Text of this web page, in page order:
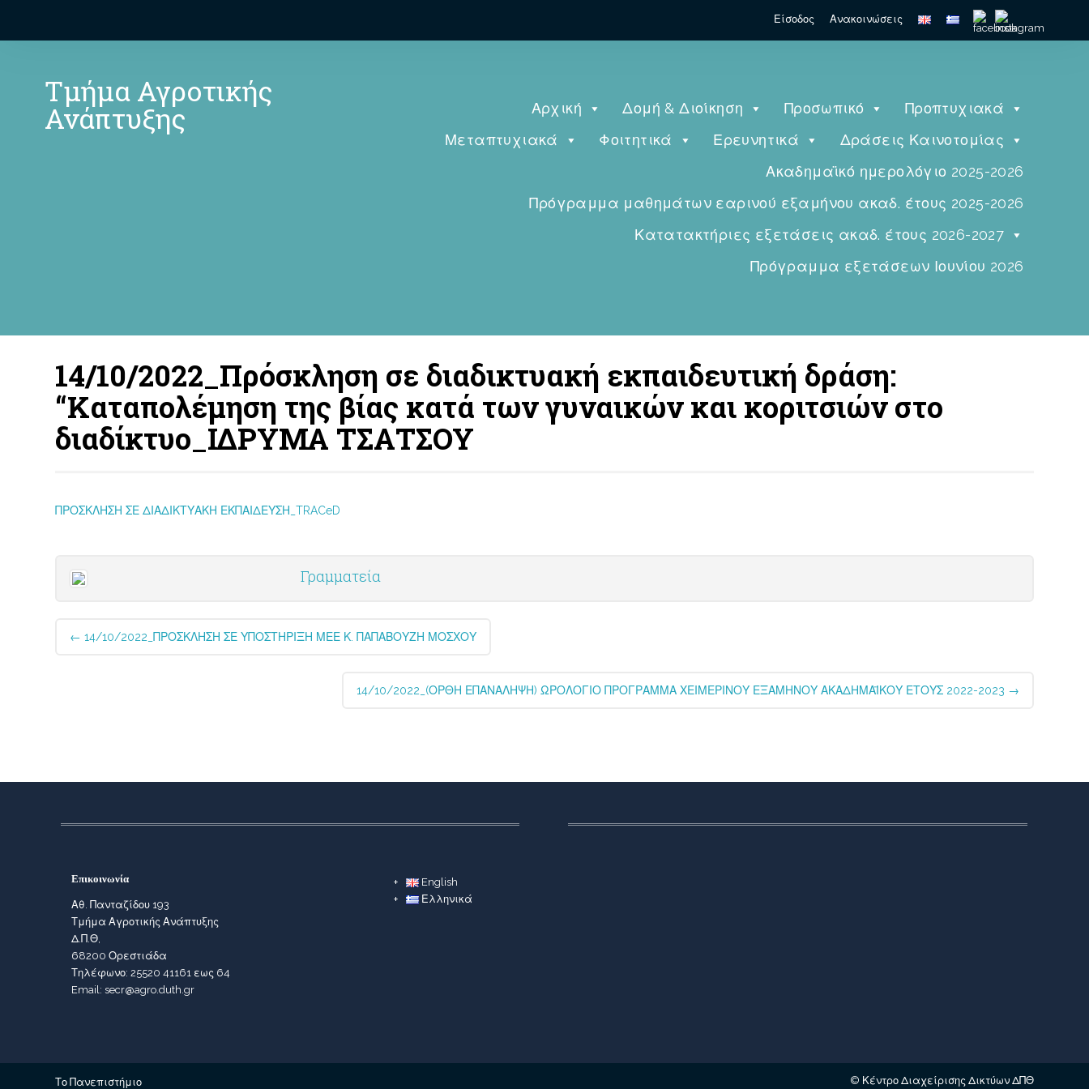
Είσοδος Ανακοινώσεις
Τμήμα Αγροτικής
Ανάπτυξης Αρχική Δομή & Διοίκηση Προσωπικό
Προπτυχιακά
Μεταπτυχιακά
Φοιτητικά Ερευνητικά
Δράσεις Καινοτομίας
Ακαδημαϊκό ημερολόγιο 2025-2026
Πρόγραμμα μαθημάτων εαρινού εξαμήνου ακαδ. έτους 2025-2026
Κατατακτήριες εξετάσεις ακαδ. έτους 2026-2027
Πρόγραμμα εξετάσεων Ιουνίου 2026
14/10/2022_Πρόσκληση σε διαδικτυακή εκπαιδευτική δράση:
“Καταπολέμηση της βίας κατά των γυναικών και κοριτσιών στο
διαδίκτυο_ΙΔΡΥΜΑ ΤΣΑΤΣΟΥ
ΠΡΟΣΚΛΗΣΗ ΣΕ ΔΙΑΔΙΚΤΥΑΚΗ ΕΚΠΑΙΔΕΥΣΗ_TRACeD
Γραμματεία
Post
navigation
← 14/10/2022_ΠΡΟΣΚΛΗΣΗ ΣΕ ΥΠΟΣΤΗΡΙΞΗ ΜΕΕ Κ. ΠΑΠΑΒΟΥΖΗ ΜΟΣΧΟΥ
14/10/2022_(ΟΡΘΗ ΕΠΑΝΑΛΗΨΗ) ΩΡΟΛΟΓΙΟ ΠΡΟΓΡΑΜΜΑ ΧΕΙΜΕΡΙΝΟΥ ΕΞΑΜΗΝΟΥ ΑΚΑΔΗΜΑΪΚΟΥ ΕΤΟΥΣ 2022-2023 →
Επικοινωνία
Αθ. Πανταζίδου 193
Τμήμα Αγροτικής Ανάπτυξης
Δ.Π.Θ,
68200 Ορεστιάδα
Τηλέφωνο: 25520 41161 εως 64
Email: secr@agro.duth.gr
English
Ελληνικά
Το Πανεπιστήμιο © Κέντρο Διαχείρισης Δικτύων ΔΠΘ